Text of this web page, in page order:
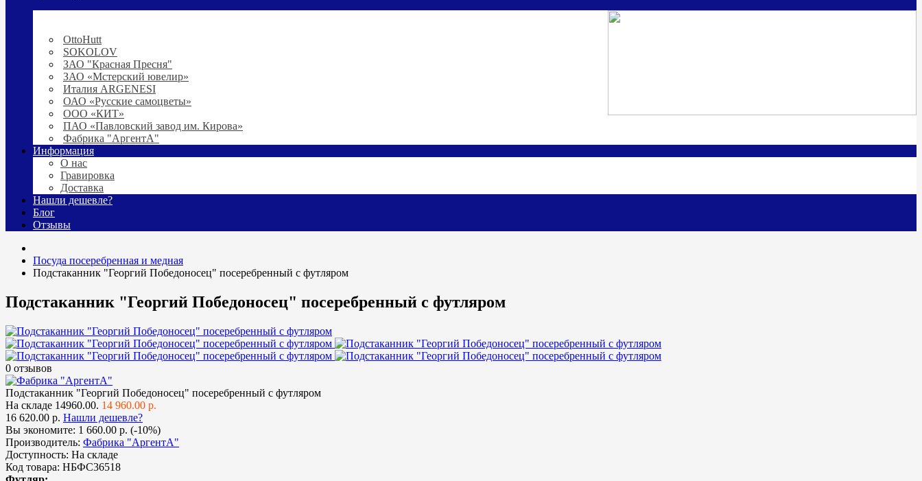
OttoHutt
SOKOLOV
ЗАО "Красная Пресня"
ЗАО «Мстерский ювелир»
Италия ARGENESI
ОАО «Русские самоцветы»
ООО «КИТ»
ПАО «Павловский завод им. Кирова»
Фабрика "АргентА"
Информация
О нас
Гравировка
Доставка
Нашли дешевле?
Блог
Отзывы
Посуда посеребренная и медная
Подстаканник "Георгий Победоносец" посеребренный с футляром
Подстаканник "Георгий Победоносец" посеребренный с футляром
0 отзывов
Подстаканник "Георгий Победоносец" посеребренный с футляром
На складе 14960.00. 14 960.00 р.
16 620.00 р. Нашли дешевле?
Вы экономите: 1 660.00 р. (-10%)
Производитель: Фабрика "АргентА"
Доступность: На складе
Код товара: НБФС36518